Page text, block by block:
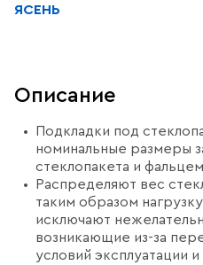
ЯСЕНЬ
Описание
Подкладки под
номинальные размеры
стеклопакета и
Распределяют вес
таким образом
исключают
возникающие из-за
условий эксплуатации и